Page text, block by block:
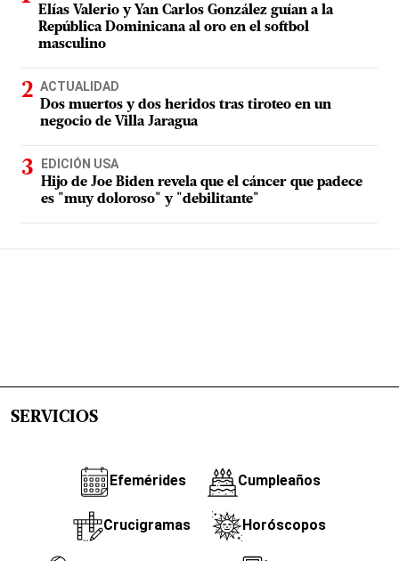
Elías Valerio y Yan Carlos González guían a la
República Dominicana al oro en el softbol
masculino
ACTUALIDAD
Dos muertos y dos heridos tras tiroteo en un
negocio de Villa Jaragua
EDICIÓN USA
Hijo de Joe Biden revela que el cáncer que padece
es "muy doloroso" y "debilitante"
SERVICIOS
Efemérides Cumpleaños
Crucigramas Horóscopos